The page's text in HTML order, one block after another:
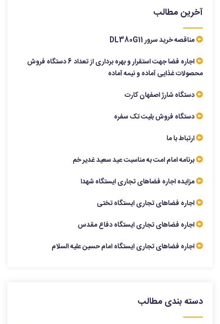
آخرین مطالب
مناقصه خرید سرور DL380G11
اجاره فضا جهت استقرار و بهره برداری از تعداد 6 دستگاه فروش
محصولات غذایی آماده و نیمه آماده
دستگاه شارژ اصفهان کارت
دستگاه فروش بلیت تک سفره
ارتباط با ما
برنامه امام امت به مناسبت عید سعید غدیر خم
مزایده اجاره فضاهای تجاری ایستگاه شهدا
اجاره فضاهای تجاری ایستگاه تختی
اجاره فضاهای تجاری ایستگاه دفاع مقدس
اجاره فضاهای تجاری ایستگاه امام حسین علیه السلام
دسته بندی مطالب